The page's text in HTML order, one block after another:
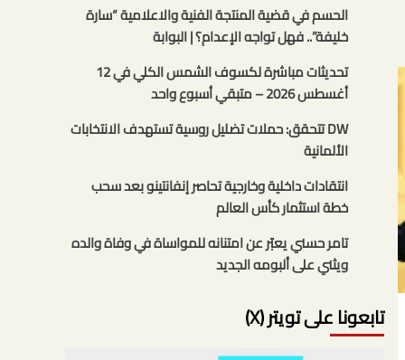
الحسم في قضية المنتجة الفنية والاعلامية “سارة
خليفة”.. فهل تواجه الإعدام؟ | البوابة
تحديثات مباشرة لكسوف الشمس الكلي في 12
أغسطس 2026 – متبقي أسبوع واحد
DW تتحقق: حملات تضليل روسية تستهدف الانتخابات
الألمانية
انتقادات داخلية وخارجية تحاصر إنفانتينو بعد سحب
خطة استثمار كأس العالم
تامر حسني يعبّر عن امتنانه للمواساة في وفاة والده
ويثني على ألبومه الجديد
تابعونا على تويتر (X)